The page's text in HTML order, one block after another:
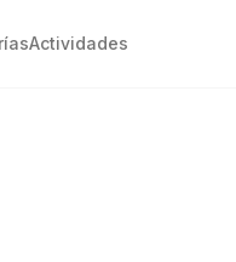
Actividades